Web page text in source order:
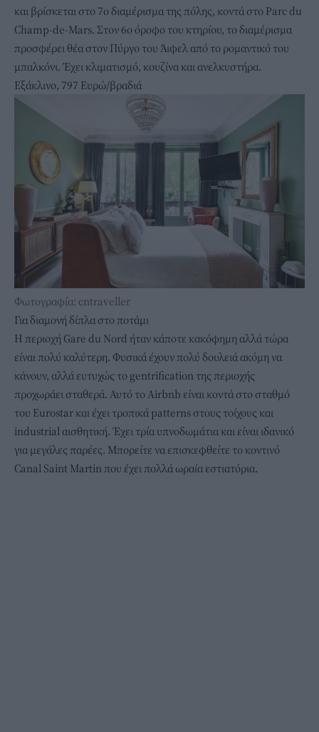
και βρίσκεται στο 7ο διαμέρισμα της πόλης, κοντά στο Parc du
Champ-de-Mars. Στον 6ο όροφο του κτηρίου, το διαμέρισμα
προσφέρει θέα στον Πύργο του Άιφελ από το ρομαντικό του
μπαλκόνι. Έχει κλιματισμό, κουζίνα και ανελκυστήρα.
Εξάκλινο, 797 Ευρώ/βραδιά
Φωτογραφία: cntraveller
Για διαμονή δίπλα στο ποτάμι
Η περιοχή Gare du Nord ήταν κάποτε κακόφημη αλλά τώρα
είναι πολύ καλύτερη. Φυσικά έχουν πολύ δουλειά ακόμη να
κάνουν, αλλά ευτυχώς το gentrification της περιοχής
προχωράει σταθερά. Αυτό το Αirbnb είναι κοντά στο σταθμό
του Eurostar και έχει τροπικά patterns στους τοίχους και
industrial αισθητική. Έχει τρία υπνοδωμάτια και είναι ιδανικό
για μεγάλες παρέες. Μπορείτε να επισκεφθείτε το κοντινό
Canal Saint Martin που έχει πολλά ωραία εστιατόρια.